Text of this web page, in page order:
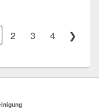
2 3 4 ❯